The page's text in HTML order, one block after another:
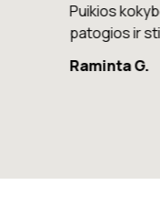
Puikios
patogios ir
Raminta G.